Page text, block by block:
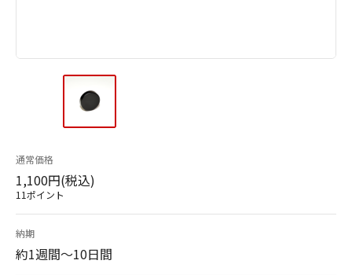
通常価格
1,100円(税込)
11ポイント
納期
約1週間～10日間